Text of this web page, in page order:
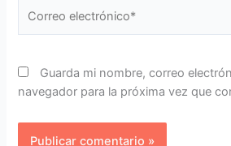
electrónico*
Guarda mi nombre, correo
navegador para la próxima vez que